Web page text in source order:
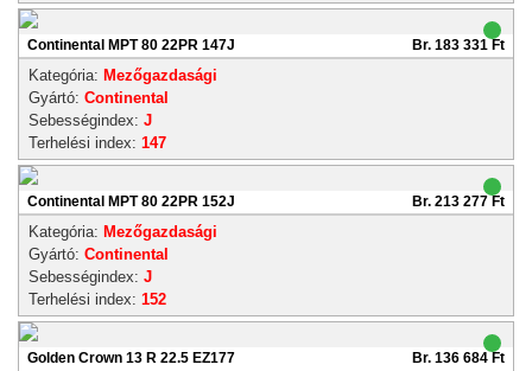
Continental MPT 80 22PR 147J Br. 183 331 Ft
Kategória: Mezőgazdasági
Gyártó: Continental
Sebességindex: J
Terhelési index: 147
Continental MPT 80 22PR 152J Br. 213 277 Ft
Kategória: Mezőgazdasági
Gyártó: Continental
Sebességindex: J
Terhelési index: 152
Golden Crown 13 R 22.5 EZ177
Br. 136 684 Ft